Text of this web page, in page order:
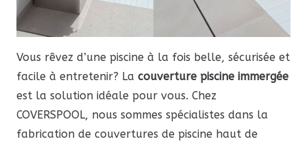
Vous rêvez d’une piscine à la fois belle, sécurisée et
facile à entretenir? La couverture piscine immergée
est la solution idéale pour vous. Chez
COVERSPOOL, nous sommes spécialistes dans la
fabrication de couvertures de piscine haut de